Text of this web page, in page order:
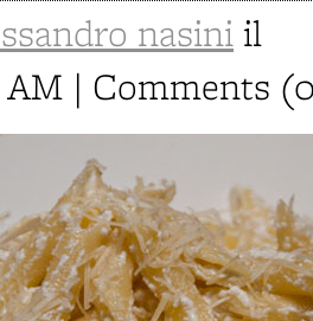
nasini il
AM | Comments